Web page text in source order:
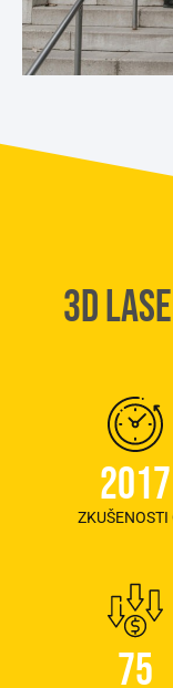
3D
ZKUŠENOSTI
2017
75